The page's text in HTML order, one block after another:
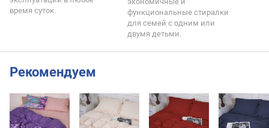
время суток.
функциональные стиралки
для семей с одним или
двумя детьми.
Рекомендуем